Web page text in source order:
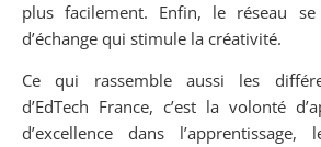
plus facilement. Enfin, le réseau
d’échange qui stimule la créativité.
Ce qui rassemble aussi les
d’EdTech France, c’est la volonté
d’excellence dans